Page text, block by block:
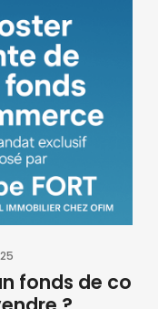
fonds de co